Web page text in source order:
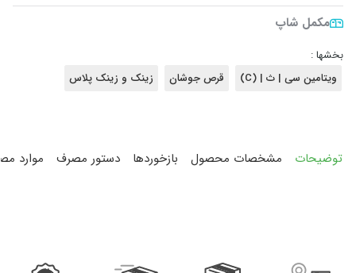
مکمل شاپ
بخشها :
ویتامین سی | ث | (C)
قرص جوشان زینک و زینک پلاس
توضیحات مشخصات محصول بازخوردها دستور مصرف موارد